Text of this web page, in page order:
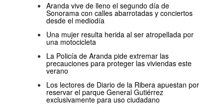
Aranda vive de lleno el segundo día de
Sonorama con calles abarrotadas y conciertos
desde el mediodía
Una mujer resulta herida al ser atropellada por
una motocicleta
La Policía de Aranda pide extremar las
precauciones para proteger las viviendas este
verano
Los lectores de Diario de la Ribera apuestan por
reservar el parque General Gutiérrez
exclusivamente para uso ciudadano